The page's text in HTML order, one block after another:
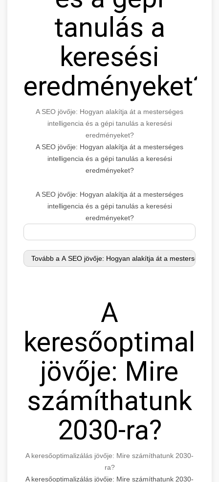
tanulás a
keresési
eredményeket?
A SEO jövője: Hogyan alakítja át a mesterséges
intelligencia és a gépi tanulás a keresési
eredményeket?
A SEO jövője: Hogyan alakítja át a mesterséges
intelligencia és a gépi tanulás a keresési
eredményeket?
A SEO jövője: Hogyan alakítja át a mesterséges
intelligencia és a gépi tanulás a keresési
eredményeket?
A
jövője: Mire
számíthatunk
2030-ra?
A keresőoptimalizálás jövője: Mire számíthatunk 2030-
ra?
A keresőoptimalizálás jövője: Mire számíthatunk 2030-